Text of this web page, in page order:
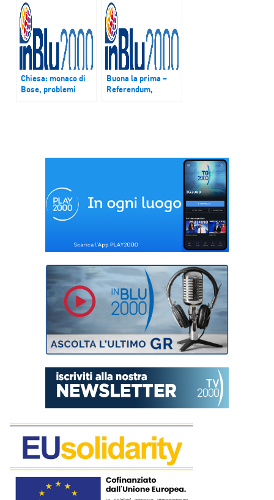
Quantitative Easing
Chiesa: monaco di
Bose, problemi
Buona la prima –
Referendum,